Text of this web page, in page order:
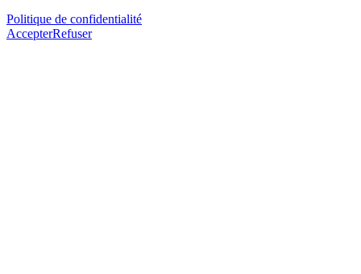
Politique de confidentialité
AccepterRefuser